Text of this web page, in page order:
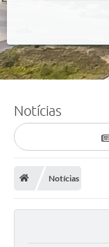
Notícias
Notícias